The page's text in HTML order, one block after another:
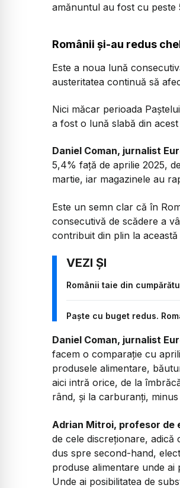
amănuntul au fost cu peste
Românii și-au redus
Este a noua lună
austeritatea continuă să
Nici măcar perioada
a fost o lună slabă din
Daniel Coman, jurnalist
5,4% față de aprilie 2025,
martie, iar magazinele au
Este un semn clar că în
consecutivă de scădere a
contribuit din plin la această
Românii taie din
Paște cu buget redus.
Daniel Coman, jurnalist
facem o comparație cu
produsele alimentare,
aici intră orice, de la
rând, și la carburanți,
Adrian Mitroi, profesor de
de cele discreționare,
dus spre second-hand,
produse alimentare unde ai
Unde ai posibilitatea de